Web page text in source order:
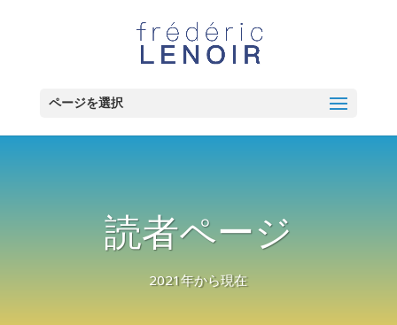
ページを選択
読者ページ
2021年から現在